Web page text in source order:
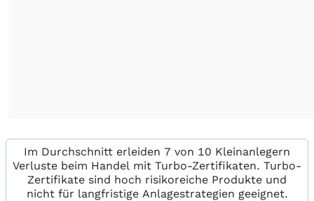
Im Durchschnitt erleiden 7 von 10 Kleinanlegern
Verluste beim Handel mit Turbo-Zertifikaten. Turbo-
Zertifikate sind hoch risikoreiche Produkte und
nicht für langfristige Anlagestrategien geeignet.